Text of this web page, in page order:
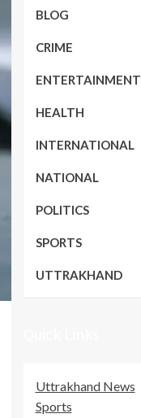
BLOG
CRIME
ENTERTAINMENT
HEALTH
INTERNATIONAL
NATIONAL
POLITICS
SPORTS
UTTRAKHAND
Uttrakhand News
Sports